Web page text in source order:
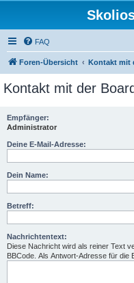
FAQ
Foren-Übersicht Kontakt mit
Kontakt mit der
Empfänger:
Administrator
Deine E-Mail-Adresse:
Dein Name:
Betreff:
Nachrichtentext:
Diese Nachricht wird als reiner Text
BBCode. Als Antwort-Adresse für die